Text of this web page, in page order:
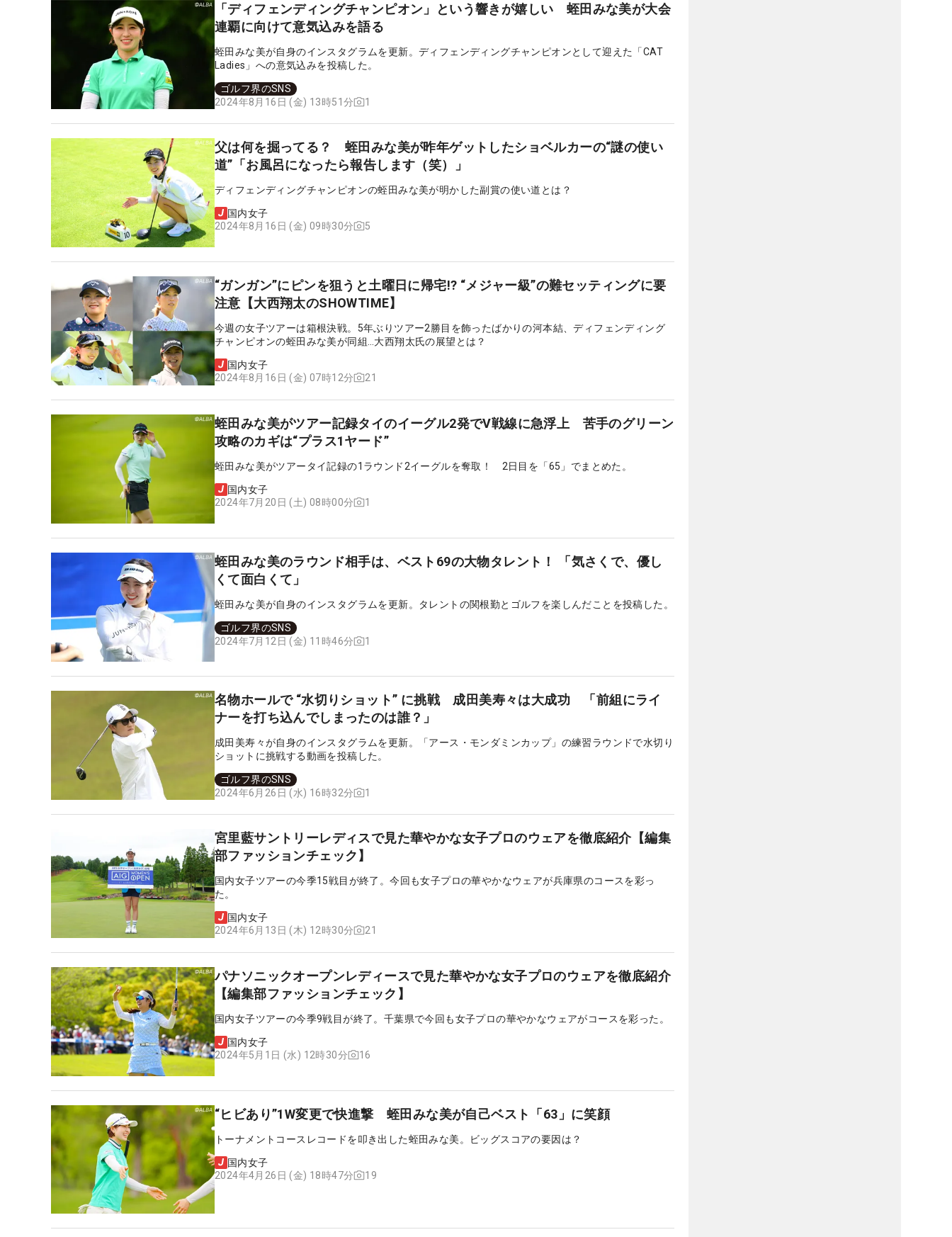
「ディフェンディングチャンピオン」という響きが嬉しい 蛭田みな美が大会
連覇に向けて意気込みを語る
蛭田みな美が自身のインスタグラムを更新。ディフェンディングチャンピオンとして迎えた「CAT
Ladies」への意気込みを投稿した。
ゴルフ界のSNS
2024年8月16日 (金) 13時51分
1
父は何を掘ってる？ 蛭田みな美が昨年ゲットしたショベルカーの“謎の使い
道”「お風呂になったら報告します（笑）」
ディフェンディングチャンピオンの蛭田みな美が明かした副賞の使い道とは？
国内女子
2024年8月16日 (金) 09時30分
5
“ガンガン”にピンを狙うと土曜日に帰宅!? “メジャー級”の難セッティングに要
注意【大西翔太のSHOWTIME】
今週の女子ツアーは箱根決戦。5年ぶりツアー2勝目を飾ったばかりの河本結、ディフェンディング
チャンピオンの蛭田みな美が同組…大西翔太氏の展望とは？
国内女子
2024年8月16日 (金) 07時12分
21
蛭田みな美がツアー記録タイのイーグル2発でV戦線に急浮上 苦手のグリーン
攻略のカギは“プラス1ヤード”
蛭田みな美がツアータイ記録の1ラウンド2イーグルを奪取！ 2日目を「65」でまとめた。
国内女子
2024年7月20日 (土) 08時00分
1
蛭田みな美のラウンド相手は、ベスト69の大物タレント！ 「気さくで、優し
くて面白くて」
蛭田みな美が自身のインスタグラムを更新。タレントの関根勤とゴルフを楽しんだことを投稿した。
ゴルフ界のSNS
2024年7月12日 (金) 11時46分
1
名物ホールで “水切りショット” に挑戦 成田美寿々は大成功 「前組にライ
ナーを打ち込んでしまったのは誰？」
成田美寿々が自身のインスタグラムを更新。「アース・モンダミンカップ」の練習ラウンドで水切り
ショットに挑戦する動画を投稿した。
ゴルフ界のSNS
2024年6月26日 (水) 16時32分
1
宮里藍サントリーレディスで見た華やかな女子プロのウェアを徹底紹介【編集
部ファッションチェック】
国内女子ツアーの今季15戦目が終了。今回も女子プロの華やかなウェアが兵庫県のコースを彩っ
た。
国内女子
2024年6月13日 (木) 12時30分
21
パナソニックオープンレディースで見た華やかな女子プロのウェアを徹底紹介
【編集部ファッションチェック】
国内女子ツアーの今季9戦目が終了。千葉県で今回も女子プロの華やかなウェアがコースを彩った。
国内女子
2024年5月1日 (水) 12時30分
16
“ヒビあり”1W変更で快進撃 蛭田みな美が自己ベスト「63」に笑顔
トーナメントコースレコードを叩き出した蛭田みな美。ビッグスコアの要因は？
国内女子
2024年4月26日 (金) 18時47分
19